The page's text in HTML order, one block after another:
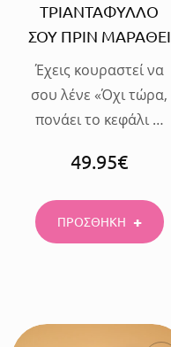
ΤΡΙΑΝΤΑΦΥΛΛΟ
ΣΟΥ ΠΡΙΝ ΜΑΡΑΘΕΙ
Έχεις κουραστεί να
σου λένε «Όχι τώρα,
πονάει το κεφάλι …
49.95€
ΠΡΟΣΘΗΚΗ